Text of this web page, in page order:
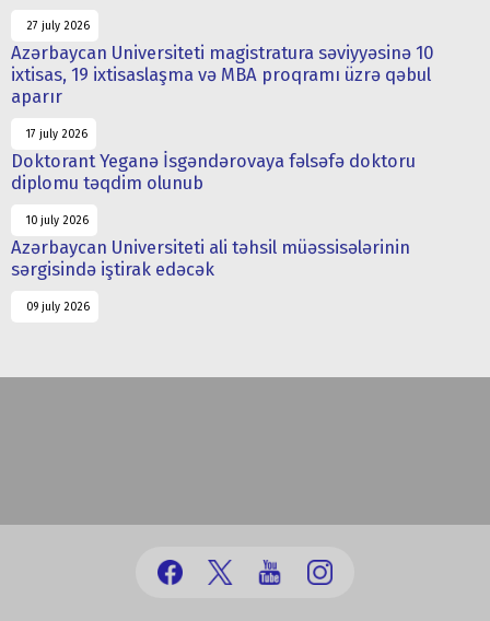
27 july 2026
Azərbaycan Universiteti magistratura səviyyəsinə 10
ixtisas, 19 ixtisaslaşma və MBA proqramı üzrə qəbul
aparır
17 july 2026
Doktorant Yeganə İsgəndərovaya fəlsəfə doktoru
diplomu təqdim olunub
10 july 2026
Azərbaycan Universiteti ali təhsil müəssisələrinin
sərgisində iştirak edəcək
09 july 2026